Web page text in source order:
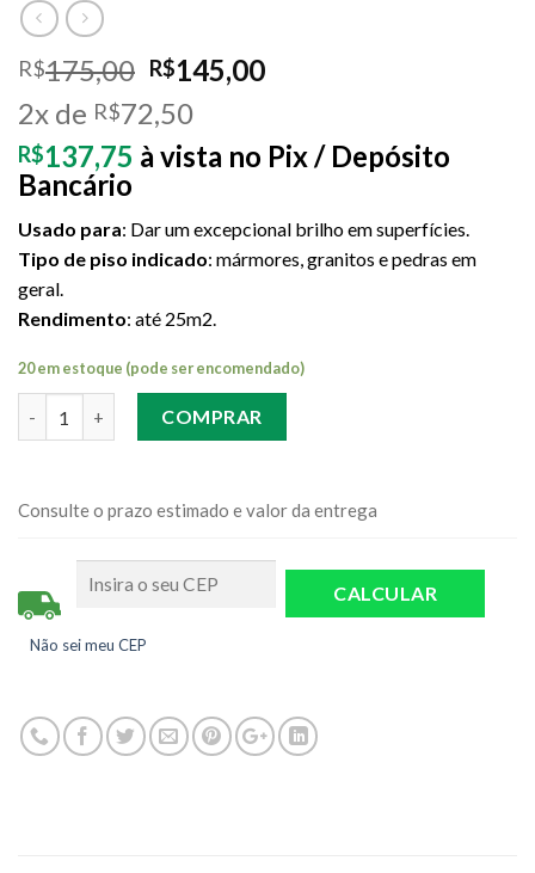
R$175,00 R$145,00
2x de R$72,50
R$137,75 à vista no Pix / Depósito
Bancário
Usado para: Dar um excepcional brilho em superfícies.
Tipo de piso indicado: mármores, granitos e pedras em
geral.
Rendimento: até 25m2.
20 em estoque (pode ser encomendado)
COMPRAR
Consulte o prazo estimado e valor da entrega
Não sei meu CEP